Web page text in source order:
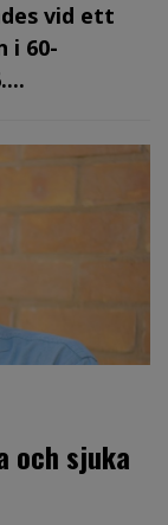
vid ett
i 60-
och sjuka